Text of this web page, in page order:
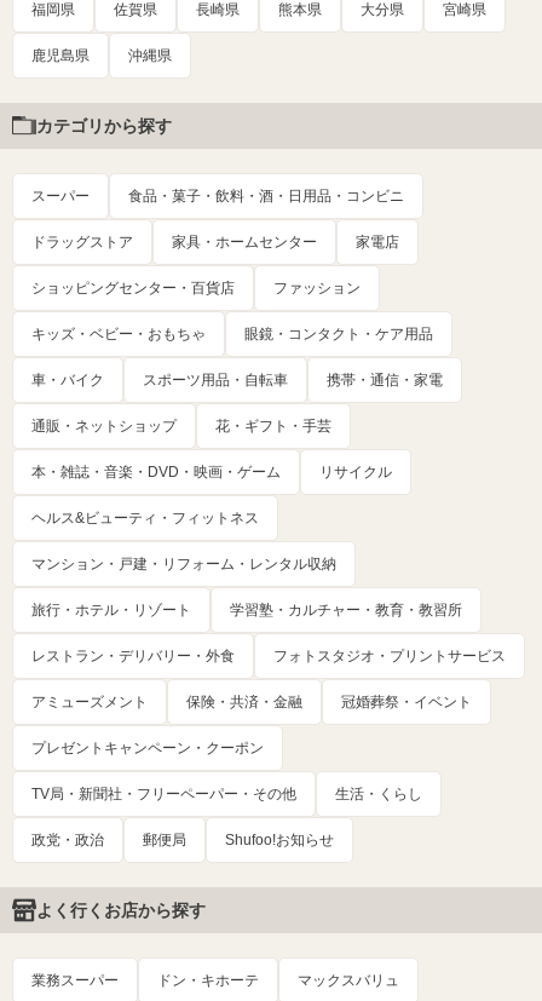
福岡県 佐賀県 長崎県 熊本県 大分県 宮崎県
鹿児島県 沖縄県
カテゴリから探す
スーパー 食品・菓子・飲料・酒・日用品・コンビニ
ドラッグストア 家具・ホームセンター 家電店
ショッピングセンター・百貨店 ファッション
キッズ・ベビー・おもちゃ 眼鏡・コンタクト・ケア用品
車・バイク スポーツ用品・自転車 携帯・通信・家電
通販・ネットショップ 花・ギフト・手芸
本・雑誌・音楽・DVD・映画・ゲーム リサイクル
ヘルス&ビューティ・フィットネス
マンション・戸建・リフォーム・レンタル収納
旅行・ホテル・リゾート 学習塾・カルチャー・教育・教習所
レストラン・デリバリー・外食 フォトスタジオ・プリントサービス
アミューズメント 保険・共済・金融 冠婚葬祭・イベント
プレゼントキャンペーン・クーポン
TV局・新聞社・フリーペーパー・その他 生活・くらし
政党・政治 郵便局 Shufoo!お知らせ
よく行くお店から探す
業務スーパー ドン・キホーテ マックスバリュ